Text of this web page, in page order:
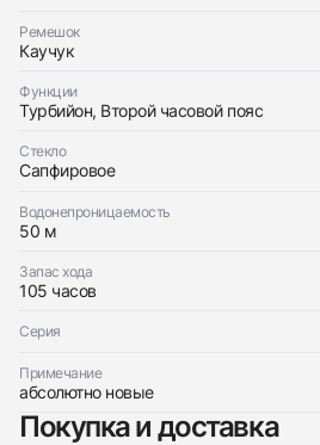
Ремешок
Каучук
Функции
Турбийон, Второй часовой пояс
Стекло
Сапфировое
Водонепроницаемость
50 м
Запас хода
105 часов
Серия
Примечание
абсолютно новые
Покупка и доставка